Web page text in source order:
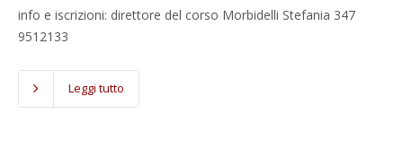
info e iscrizioni: direttore del corso Morbidelli Stefania 347
9512133
Leggi tutto